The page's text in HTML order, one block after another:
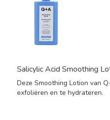
Salicylic Acid Smoothing
Deze Smoothing Lotion van
exfoliëren en te hydrateren.